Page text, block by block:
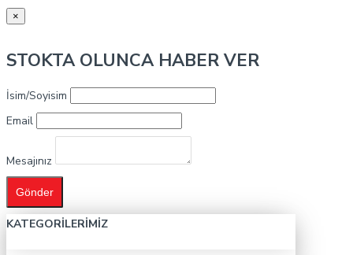
×
STOKTA OLUNCA HABER VER
İsim/Soyisim
Email
Mesajınız
Gönder
KATEGORILERIMIZ